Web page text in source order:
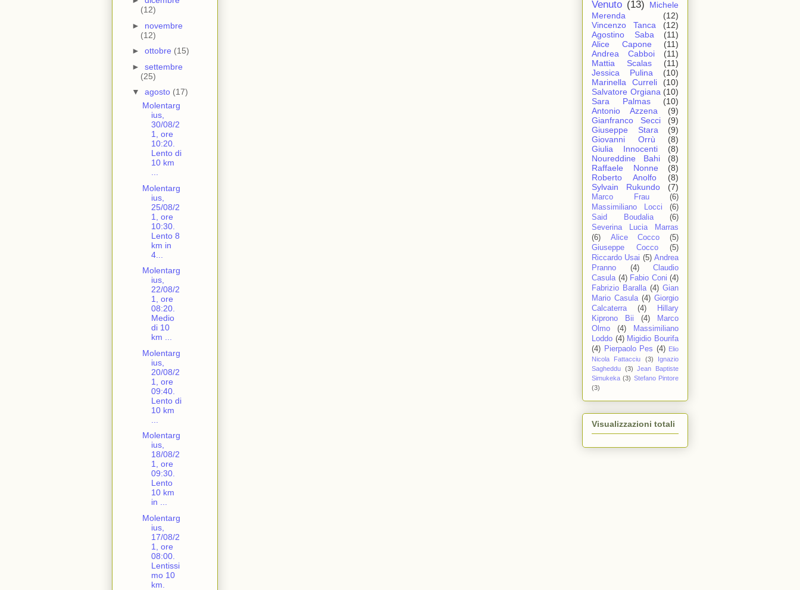
(12)
► novembre
(12)
► ottobre (15)
► settembre
(25)
▼ agosto (17)
Molentarg
ius,
30/08/2
1, ore
10:20.
Lento di
10 km
...
Molentarg
ius,
25/08/2
1, ore
10:30.
Lento 8
km in
4...
Molentarg
ius,
22/08/2
1, ore
08:20.
Medio
di 10
km ...
Molentarg
ius,
20/08/2
1, ore
09:40.
Lento di
10 km
Molentarg
ius,
18/08/2
1, ore
09:30.
Lento
10 km
in ...
Molentarg
ius,
17/08/2
1, ore
08:00.
Lentissi
mo 10
km.
Venuto (13)
Michele
Merenda
(12)
Vincenzo Tanca
(12)
Agostino Saba
(11)
Alice Capone
(11)
Andrea Cabboi
(11)
Mattia Scalas
(11)
Jessica Pulina
(10)
Marinella Curreli
(10)
Salvatore Orgiana (10)
Sara Palmas
(10)
Antonio Azzena
(9)
Gianfranco Secci
(9)
Giuseppe Stara
(9)
Giovanni Orrù
(8)
Giulia Innocenti
(8)
Noureddine Bahi
(8)
Raffaele Nonne
(8)
Roberto Anolfo
(8)
Sylvain Rukundo
(7)
Marco Frau
(6)
Massimiliano Locci
(6)
Said Boudalia
(6)
Severina Lucia Marras
(6)
Alice Cocco
(5)
Giuseppe Cocco
(5)
Riccardo Usai (5) Andrea
Pranno
(4)
Claudio
Casula (4) Fabio Coni (4)
Fabrizio Baralla (4) Gian
Mario Casula (4) Giorgio
Calcaterra
(4)
Hillary
Kiprono Bii
(4)
Marco
Olmo
(4)
Massimiliano
Loddo (4) Migidio Bourifa
(4) Pierpaolo Pes (4)
Elio
Nicola Fattacciu
(3)
Ignazio
Sagheddu (3)
Jean Baptiste
Simukeka (3) Stefano Pintore
(3)
Visualizzazioni totali